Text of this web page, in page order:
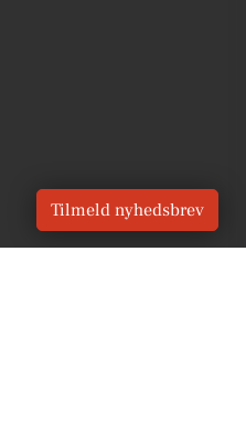
Tilmeld nyhedsbrev